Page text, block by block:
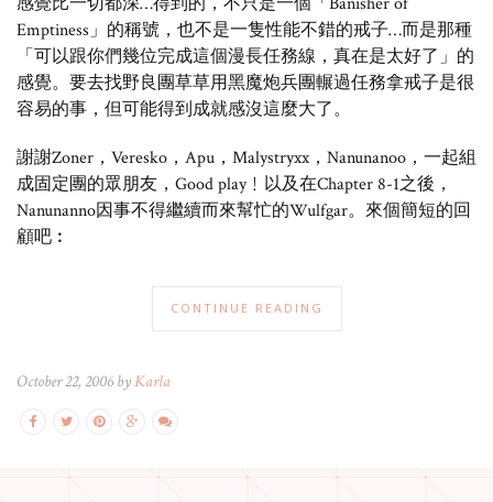
Emptiness」的稱號，也不是一隻性能不錯的戒子…而是那種
「可以跟你們幾位完成這個漫長任務線，真在是太好了」的
感覺。要去找野良團草草用黑魔炮兵團輾過任務拿戒子是很
容易的事，但可能得到成就感沒這麼大了。
謝謝Zoner，Veresko，Apu，Malystryxx，Nanunanoo，一起組
成固定團的眾朋友，Good play﹗以及在Chapter 8-1之後，
Nanunanno因事不得繼續而來幫忙的Wulfgar。來個簡短的回
顧吧︰
CONTINUE READING
October 22, 2006 byKarla